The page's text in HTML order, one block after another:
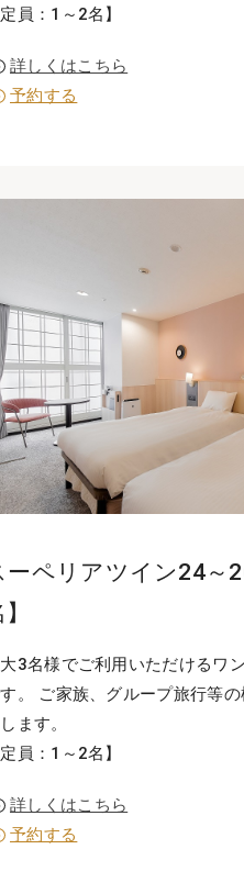
定員：1～2名】
詳しくはこちら
予約する
ーペリアツイン24～
3名様でご利用いただけるワ
。 ご家族、グループ旅行等
ます。
定員：1～2名】
詳しくはこちら
予約する